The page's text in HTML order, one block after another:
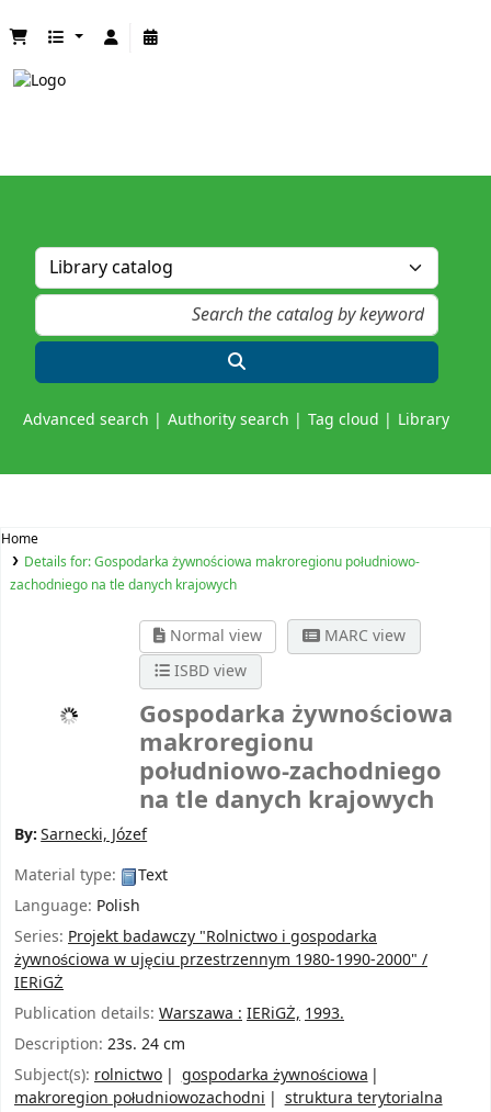
Advanced search Authority search Tag cloud Library
Home
Details for:Gospodarka żywnościowa makroregionu południowo-
zachodniego na tle danych krajowych
Normal view
MARC view
ISBD view
Gospodarka żywnościowa
makroregionu
południowo-zachodniego
na tle danych krajowych
By:Sarnecki, Józef
Material type:
Text
Language: Polish
Series: Projekt badawczy "Rolnictwo i gospodarka
żywnościowa w ujęciu przestrzennym 1980-1990-2000" /
IERiGŻ
Publication details: Warszawa :IERiGŻ,1993.
Description: 23s. 24 cm
Subject(s): rolnictwo
gospodarka żywnościowa
makroregion południowozachodni
struktura terytorialna